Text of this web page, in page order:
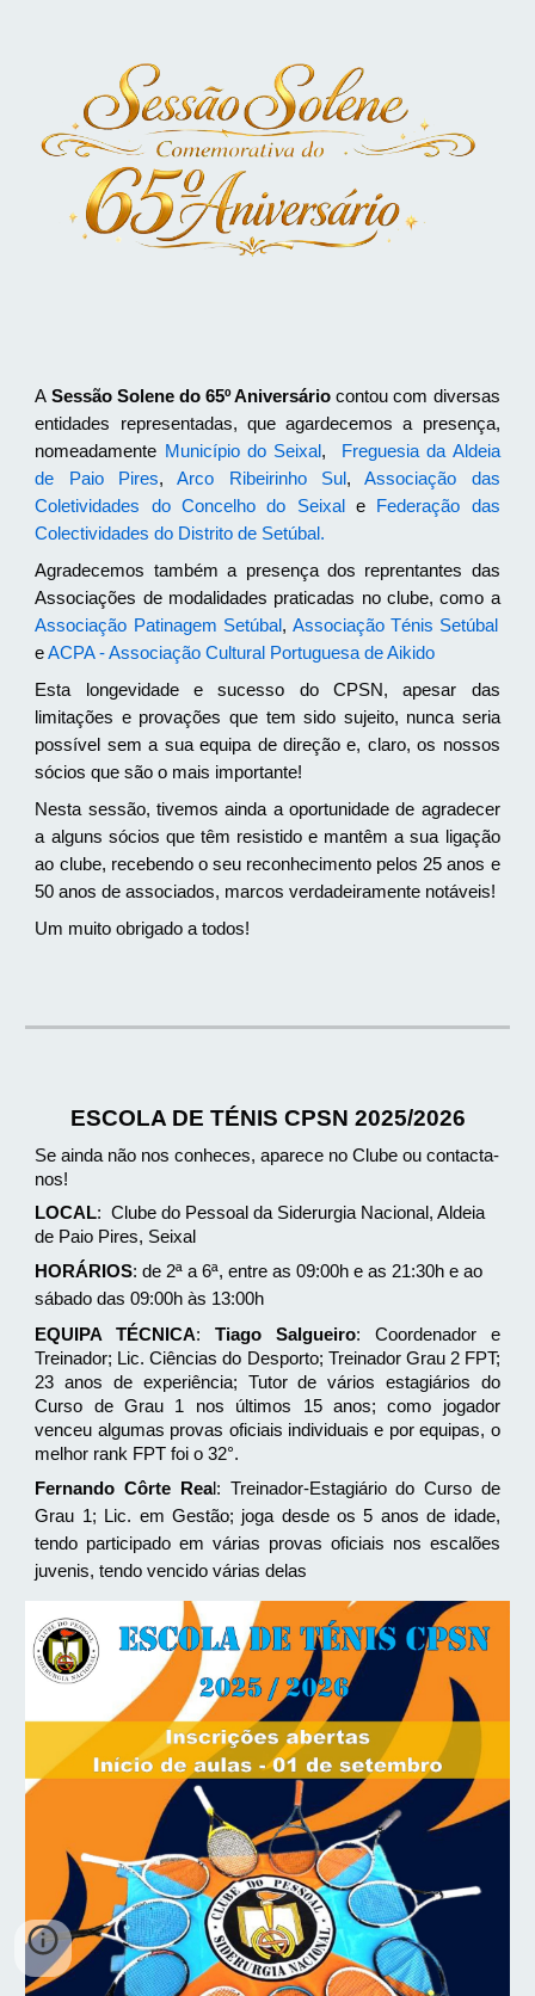
A Sessão Solene do 65º Aniversário contou com diversas
entidades representadas, que agardecemos a presença,
nomeadamente Município do Seixal,
Freguesia da Aldeia
de Paio Pires,Arco Ribeirinho Sul,
Associação das
Coletividades do Concelho do Seixale Federação das
Colectividades do Distrito de Setúbal.
Agradecemos também a presença dos reprentantes das
Associações de modalidades praticadas no clube, como a
Associação Patinagem Setúbal, Associação Ténis Setúbal
e ACPA - Associação Cultural Portuguesa de Aikido
Esta longevidade e sucesso do CPSN, apesar das
limitações e provações que tem sido sujeito, nunca seria
possível sem a sua equipa de direção e, claro, os nossos
sócios que são o mais importante!
Nesta sessão, tivemos ainda a oportunidade de agradecer
a alguns sócios que têm resistido e mantêm a sua ligação
ao clube, recebendo o seu reconhecimento pelos 25 anos e
50 anos de associados, marcos verdadeiramente notáveis!
Um muito obrigado a todos!
ESCOLA DE TÉNIS CPSN 2025/2026
Se ainda não nos conheces, aparece no Clube ou contacta-
nos!
LOCAL: Clube do Pessoal da Siderurgia Nacional, Aldeia
de Paio Pires, Seixal
HORÁRIOS: de 2ª a 6ª, entre as 09:00h e as 21:30h e ao
sábado das 09:00h às 13:00h
EQUIPA TÉCNICA:Tiago Salgueiro: Coordenador e
Treinador; Lic. Ciências do Desporto; Treinador Grau 2 FPT;
23 anos de experiência; Tutor de vários estagiários do
Curso de Grau 1 nos últimos 15 anos; como jogador
venceu algumas provas oficiais individuais e por equipas, o
melhor rank FPT foi o 32°.
Fernando Côrte Real: Treinador-Estagiário do Curso de
Grau 1; Lic. em Gestão; joga desde os 5 anos de idade,
tendo participado em várias provas oficiais nos escalões
juvenis, tendo vencidovárias delas